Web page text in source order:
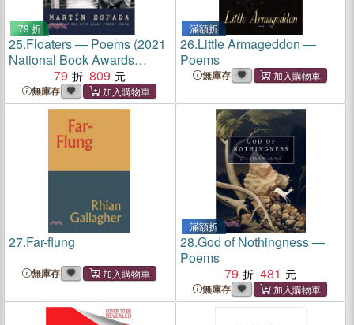
79 折
25.Floaters ― Poems (2021
National Book Awards
Longlist)79 809
無庫存
滿額折
26.Little Armageddon ―
Poems
無庫存
27.Far-flung
無庫存
滿額折
28.God of Nothingness ―
Poems
79
481
無庫存